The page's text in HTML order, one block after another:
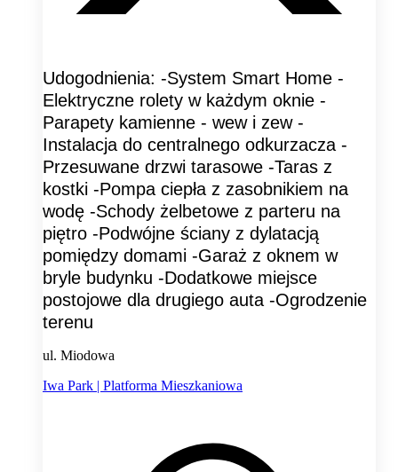
Udogodnienia: -System Smart Home -
Elektryczne rolety w każdym oknie -
Parapety kamienne - wew i zew -
Instalacja do centralnego odkurzacza -
Przesuwane drzwi tarasowe -Taras z
kostki -Pompa ciepła z zasobnikiem na
wodę -Schody żelbetowe z parteru na
piętro -Podwójne ściany z dylatacją
pomiędzy domami -Garaż z oknem w
bryle budynku -Dodatkowe miejsce
postojowe dla drugiego auta -Ogrodzenie
terenu
ul. Miodowa
Iwa Park | Platforma Mieszkaniowa